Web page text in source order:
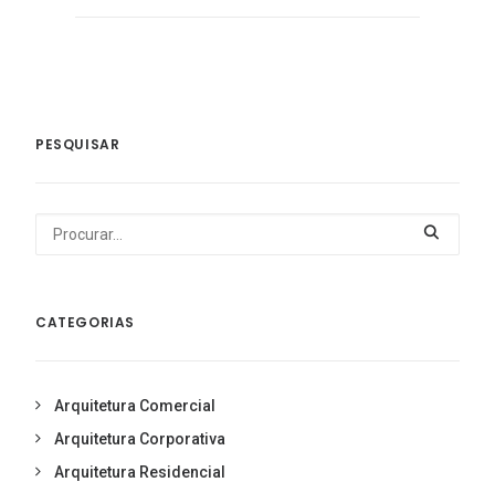
PESQUISAR
CATEGORIAS
Arquitetura Comercial
Arquitetura Corporativa
Arquitetura Residencial